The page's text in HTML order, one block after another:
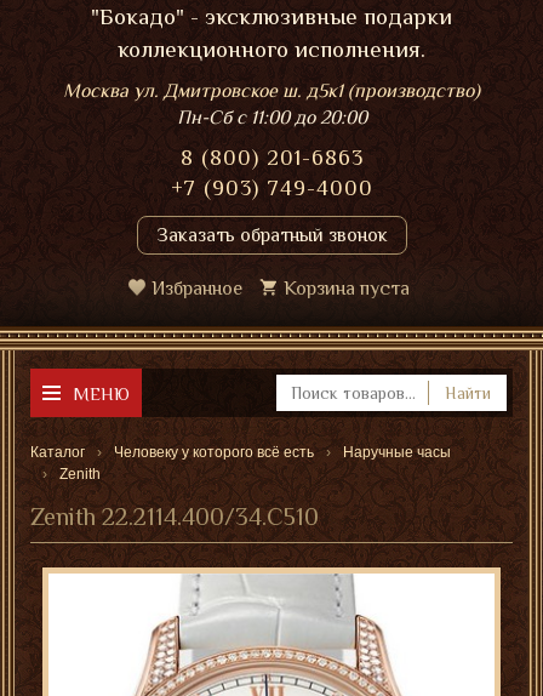
"Бокадо" - эксклюзивные подарки
коллекционного исполнения.
Москва ул. Дмитровское ш. д5к1 (производство)
Пн-Сбс 11:00 до 20:00
8 (800) 201-6863
+7 (903) 749-4000
Заказать обратный звонок
Избранное Корзина пуста
МЕНЮ Найти
Каталог Человеку у которого всё есть
Наручные часы
Zenith
Zenith 22.2114.400/34.C510